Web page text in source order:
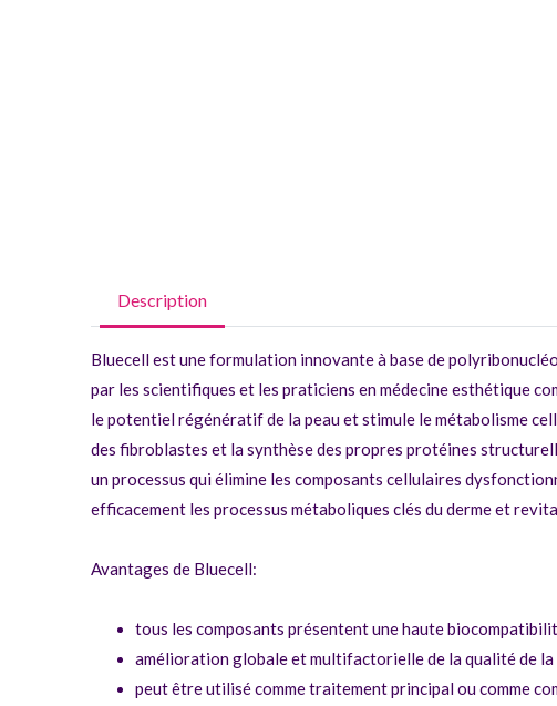
Description
Bluecell est une formulation innovante à base de
par les scientifiques et les praticiens en médecine esthétique
le potentiel régénératif de la peau et stimule le métabolisme
des fibroblastes et la synthèse des propres protéines
un processus qui élimine les composants cellulaires
efficacement les processus métaboliques clés du derme et
Avantages de Bluecell:
tous les composants présentent une haute
amélioration globale et multifactorielle de la qualité de
peut être utilisé comme traitement principal ou comme